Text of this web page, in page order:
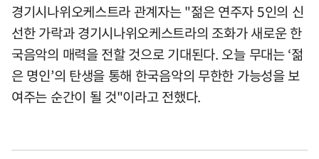
경기시나위오케스트라 관계자는 "젊은 연주자 5인의 신
선한 가락과 경기시나위오케스트라의 조화가 새로운 한
국음악의 매력을 전할 것으로 기대된다. 오늘 무대는 ‘젊
은 명인’의 탄생을 통해 한국음악의 무한한 가능성을 보
여주는 순간이 될 것"이라고 전했다.